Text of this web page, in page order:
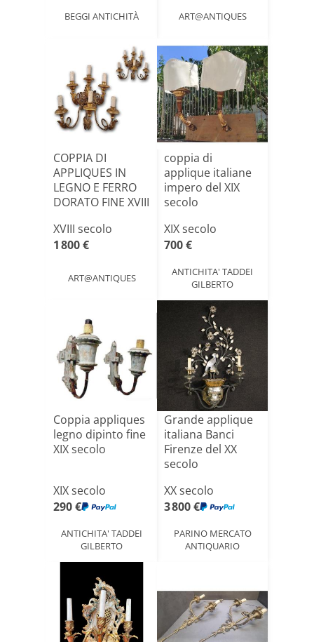
BEGGI ANTICHITÀ ART@ANTIQUES
COPPIA DI
APPLIQUES IN
LEGNO E FERRO
DORATO FINE XVIII
XVIII secolo
1 800 €
ART@ANTIQUES
coppia di
applique italiane
impero del XIX
secolo
XIX secolo
700 €
ANTICHITA' TADDEI
GILBERTO
Coppia appliques
legno dipinto fine
XIX secolo
XIX secolo
290 €
ANTICHITA' TADDEI
GILBERTO
Grande applique
italiana Banci
Firenze del XX
secolo
XX secolo
3 800 €
PARINO MERCATO
ANTIQUARIO